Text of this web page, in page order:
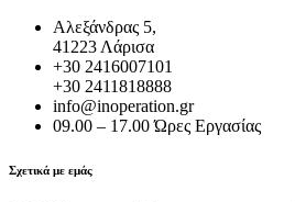
Αλεξάνδρας 5,
41223 Λάρισα
+30 2416007101
+30 2411818888
info@inoperation.gr
09.00 – 17.00 Ώρες Εργασίας
Σχετικά με εμάς